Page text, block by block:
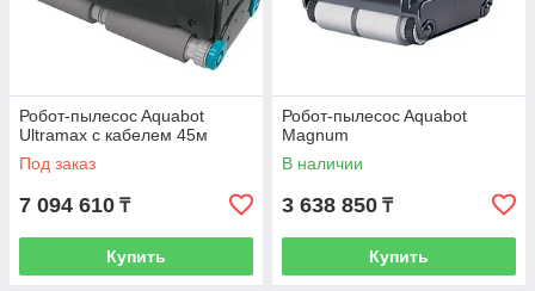
Робот-пылесоc Aquabot
Ultramax с кабелем 45м
Под заказ
7 094 610 ₸
Купить
Робот-пылесоc Aquabot
Magnum
В наличии
3 638 850 ₸
Купить